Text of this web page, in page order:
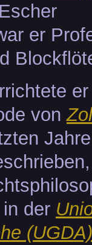
er
von
der
(UGDA)